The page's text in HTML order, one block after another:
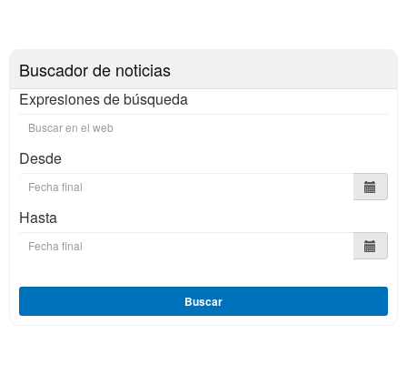
Buscador de noticias
Expresiones de búsqueda
Desde
Hasta
Buscar